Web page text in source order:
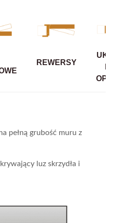
REWERSY
pełną grubość muru z
luz skrzydła i